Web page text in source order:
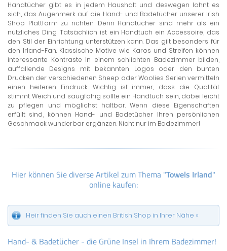
Handtücher gibt es in jedem Haushalt und deswegen lohnt es
sich, das Augenmerk auf die Hand- und Badetücher unserer Irish
Shop Plattform zu richten. Denn Handtücher sind mehr als ein
nützliches Ding. Tatsächlich ist ein Handtuch ein Accessoire, das
den Stil der Einrichtung unterstützen kann. Das gilt besonders für
den Irland-Fan. Klassische Motive wie Karos und Streifen können
interessante Kontraste in einem schlichten Badezimmer bilden,
auffallende Designs mit bekannten Logos oder den bunten
Drucken der verschiedenen Sheep oder Woolies Serien vermitteln
einen heiteren Eindruck. Wichtig ist immer, dass die Qualität
stimmt. Weich und saugfähig sollte ein Handtuch sein, dabei leicht
zu pflegen und möglichst haltbar. Wenn diese Eigenschaften
erfüllt sind, können Hand- und Badetücher Ihren persönlichen
Geschmack wunderbar ergänzen. Nicht nur im Badezimmer!
Hier können Sie diverse Artikel zum Thema "Towels Irland"
online kaufen:
Heir finden Sie auch einen British Shop in Ihrer Nähe »
Hand- & Badetücher - die Grüne Insel in Ihrem Badezimmer!